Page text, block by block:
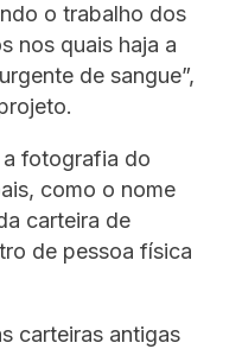
o trabalho dos
nos quais haja a
de sangue”,
fotografia do
como o nome
carteira de
de pessoa física
carteiras antigas